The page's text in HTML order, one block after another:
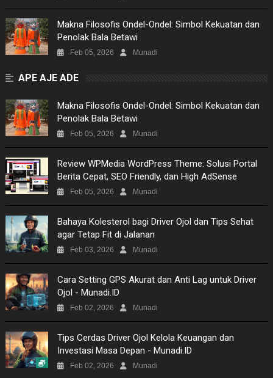
Makna Filosofis Ondel-Ondel: Simbol Kekuatan dan
Penolak Bala Betawi
Feb 05, 2026 Munadi
APE AJE ADE
Makna Filosofis Ondel-Ondel: Simbol Kekuatan dan
Penolak Bala Betawi
Feb 05, 2026 Munadi
Review WPMedia WordPress Theme: Solusi Portal
Berita Cepat, SEO Friendly, dan High AdSense
Feb 05, 2026 Munadi
Bahaya Kolesterol bagi Driver Ojol dan Tips Sehat
agar Tetap Fit di Jalanan
Feb 03, 2026 Munadi
​Cara Setting GPS Akurat dan Anti Lag untuk Driver
Ojol - Munadi.ID
Feb 02, 2026 Munadi
Tips Cerdas Driver Ojol Kelola Keuangan dan
Investasi Masa Depan - Munadi.ID
Feb 02, 2026 Munadi